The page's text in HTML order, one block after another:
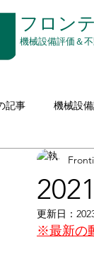
フロン
機械設備評価＆
記事 機械設
建設機械（イエロー
空き家対策 印刷
更新日：
※最新の